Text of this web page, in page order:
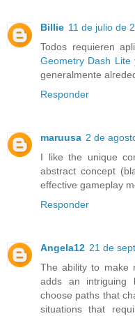
Billie 11 de julio de
Todos requieren
Geometry Dash Lite
generalmente
Responder
maruusa 2 de
I like the unique
abstract concept
effective gameplay
Responder
Angela12 21 de
The ability to make
adds an intriguing
choose paths that
situations that